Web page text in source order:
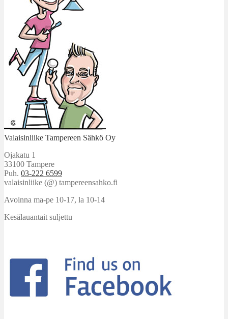
Valaisinliike Tampereen Sähkö Oy
Ojakatu 1
33100 Tampere
Puh. 03-222 6599
valaisinliike (@) tampereensahko.fi
Avoinna ma-pe 10-17, la 10-14
Kesälauantait suljettu